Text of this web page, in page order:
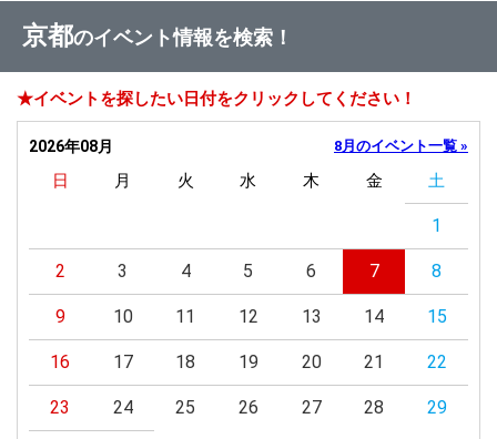
京都のイベント情報を検索！
★イベントを探したい日付をクリックしてください！
2026年08月 8月のイベント一覧 »
日 月 火 水 木 金 土
1
2 3 4 5 6 7 8
9 10 11 12 13 14 15
16 17 18 19 20 21 22
23 24 25 26 27 28 29